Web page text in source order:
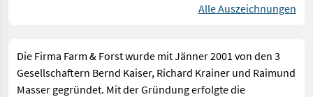
Alle Auszeichnungen
Die Firma Farm & Forst wurde mit Jänner 2001 von den 3
Gesellschaftern Bernd Kaiser, Richard Krainer und Raimund
Masser gegründet. Mit der Gründung erfolgte die